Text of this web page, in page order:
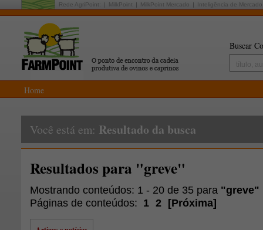
Rede AgriPoint: MilkPoint MilkPoint Mercado Inteligência de Mercado
Buscar
Home
Você está em: Resultado da busca
Resultados para "greve"
Mostrando conteúdos: 1 - 20 de 35 para "greve"
Páginas de conteúdos: 1 2 [Próxima]